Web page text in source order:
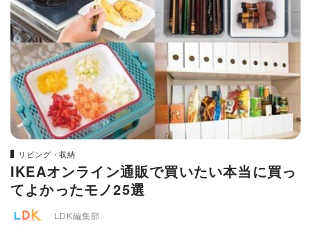
リビング・収納
IKEAオンライン通販で買いたい本当に買っ
てよかったモノ25選
LDK編集部